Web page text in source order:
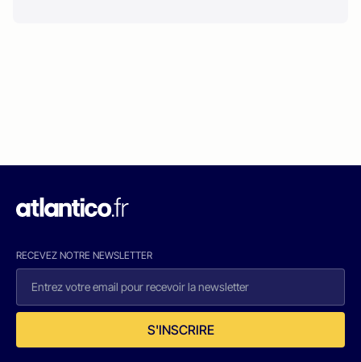
RECEVEZ NOTRE NEWSLETTER
S'INSCRIRE